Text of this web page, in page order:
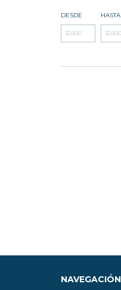
DESDE HASTA
NAVEGACIÓN